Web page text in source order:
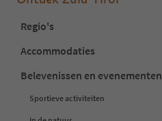
Regio's
Accommodaties
Belevenissen en evenementen
Sportieve activiteiten